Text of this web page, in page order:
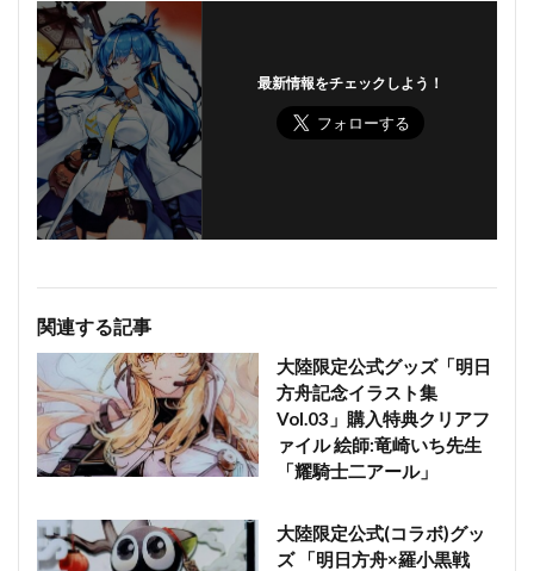
最新情報をチェックしよう！
関連する記事
大陸限定公式グッズ「明日
方舟記念イラスト集
Vol.03」購入特典クリアフ
ァイル 絵師:竜崎いち先生
「耀騎士二アール」
大陸限定公式(コラボ)グッ
ズ 「明日方舟×羅小黒戦